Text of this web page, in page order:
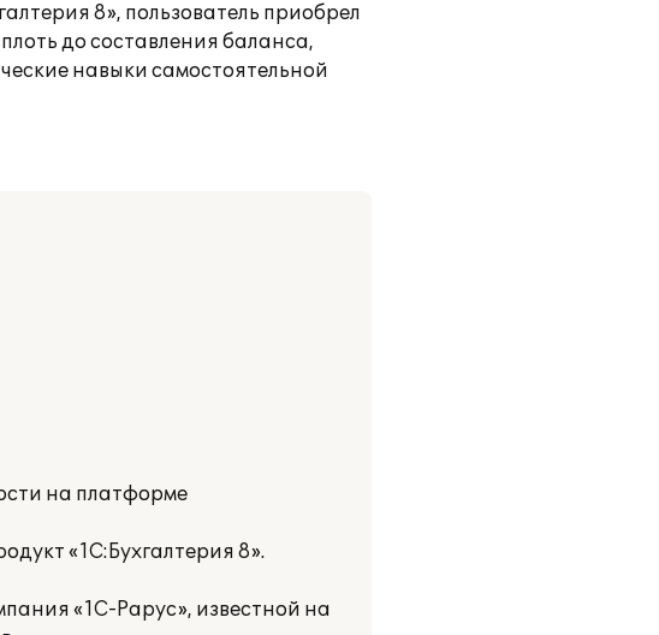
8», пользователь приобрел
до составления баланса,
навыки самостоятельной
на платформе
«1С:Бухгалтерия 8».
«1С-Рарус», известной на